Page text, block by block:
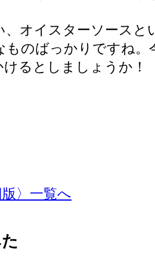
、オイスターソースと
ものばっかりですね。
るとしましょうか！
〉一覧へ